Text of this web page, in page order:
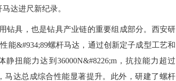
达进尺新纪录。
具，也是钻具产业链的重要组成部分。西安研
能&#934;89螺杆马达，通过创新定子成型工艺和
扭能力达到36000N&#8226;m，抗拉能力超过
马达总成综合性能显著提升。此外，研建了螺杆